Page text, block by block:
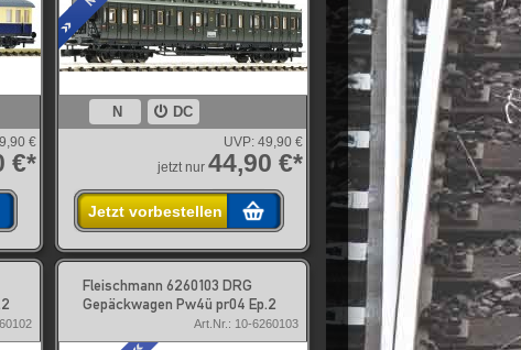
€
€*
N DC
UVP: 49,90 €
jetzt nur 44,90 €*
Jetzt vorbestellen
Fleischmann 6260103 DRG
Gepäckwagen Pw4ü pr04 Ep.2
Art.Nr.: 10-6260103